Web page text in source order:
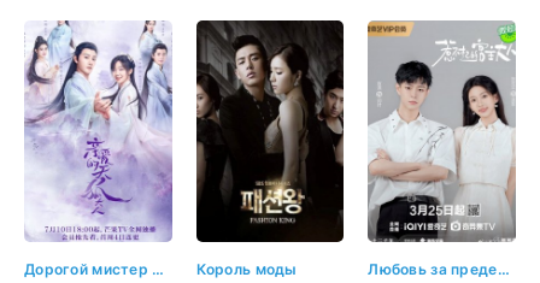
Дорогой мистер Небесный Лис Король моды Любовь за пределами мира игры